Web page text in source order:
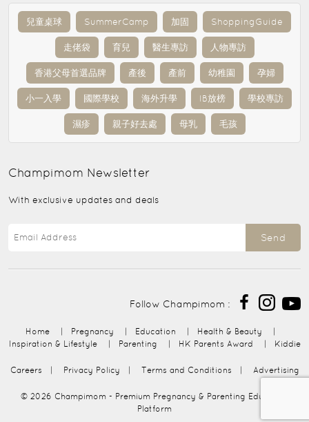
兒童桌球 SummerCamp 加固 ShoppingGuide
走佬袋 育兒 醫生專訪 人物專訪
香港父母首選品牌 產後 產前 幼稚園 孕婦
小一入學 國際學校 海外升學 IB放榜 學校專訪
濕疹 親子好去處 母乳 毛孩
Champimom Newsletter
With exclusive updates and deals
Send
Follow Champimom :
Home Pregnancy Education Health & Beauty
Inspiration & Lifestyle
Parenting HK Parents Award Kiddie
Careers Privacy Policy Terms and Conditions Advertising
© 2026 Champimom - Premium Pregnancy & Parenting Education
Platform